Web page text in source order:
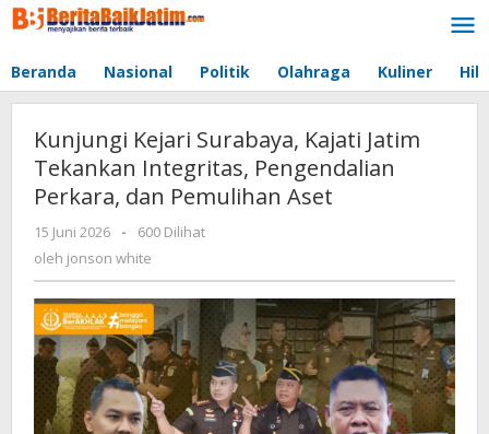
Lewati
ke
Beranda Nasional Politik Olahraga Kuliner
Kunjungi Kejari Surabaya, Kajati Jatim
Tekankan Integritas, Pengendalian
Perkara, dan Pemulihan Aset
15 Juni 2026
oleh
jonson
-
600 Dilihat
oleh jonson white